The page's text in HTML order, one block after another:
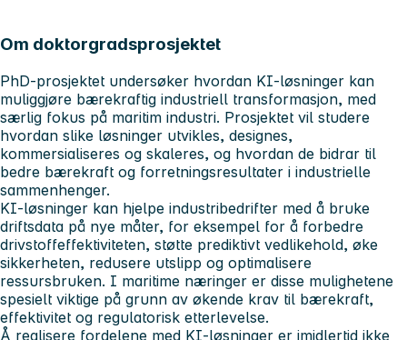
Om doktorgradsprosjektet
PhD-prosjektet undersøker hvordan KI-løsninger kan
muliggjøre bærekraftig industriell transformasjon, med
særlig fokus på maritim industri. Prosjektet vil studere
hvordan slike løsninger utvikles, designes,
kommersialiseres og skaleres, og hvordan de bidrar til
bedre bærekraft og forretningsresultater i industrielle
sammenhenger.
KI-løsninger kan hjelpe industribedrifter med å bruke
driftsdata på nye måter, for eksempel for å forbedre
drivstoffeffektiviteten, støtte prediktivt vedlikehold, øke
sikkerheten, redusere utslipp og optimalisere
ressursbruken. I maritime næringer er disse mulighetene
spesielt viktige på grunn av økende krav til bærekraft,
effektivitet og regulatorisk etterlevelse.
Å realisere fordelene med KI-løsninger er imidlertid ikke